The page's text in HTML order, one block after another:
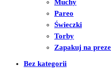
Muchy
Pareo
Świeczki
Torby
Zapakuj na
Bez kategorii